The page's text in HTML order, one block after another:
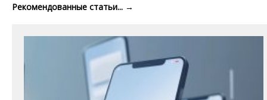
Рекомендованные статьи... →